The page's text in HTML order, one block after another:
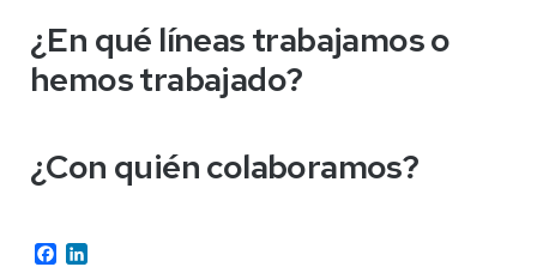
¿En qué líneas trabajamos o
hemos trabajado?
¿Con quién colaboramos?
Facebook